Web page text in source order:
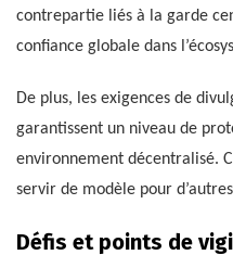
contrepartie liés à la garde
confiance globale dans
De plus, les exigences de
garantissent un niveau de
environnement décentralisé.
servir de modèle pour
Défis et points de